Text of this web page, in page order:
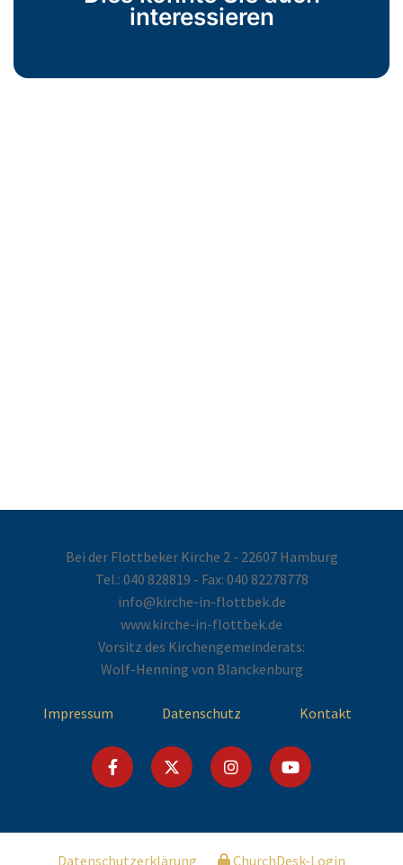
interessieren
Bei der Flottbeker Kirche 2 - 22607 Hamburg
Tel.: 040 828819 - Fax: 040 82278778
info@kirche-in-flottbek.de
www.kirche-in-flottbek.de
Vorsitz des Kirchengemeinderats:
Wolf-Henning von Blanckenburg
Impressum Datenschutz Kontakt
Datenschutzerklärung ChurchDesk-Login